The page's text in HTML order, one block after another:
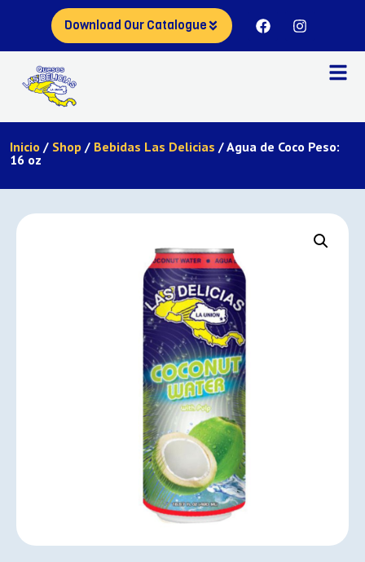
Download Our Catalogue
Inicio / Shop / Bebidas Las Delicias / Agua de Coco Peso:
16 oz